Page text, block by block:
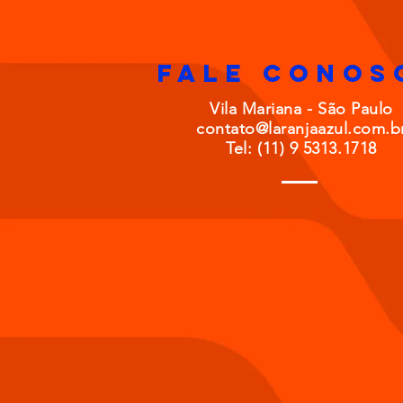
FALE
Vila Mariana - São Paulo
Tel: (11) 9 5313.1718